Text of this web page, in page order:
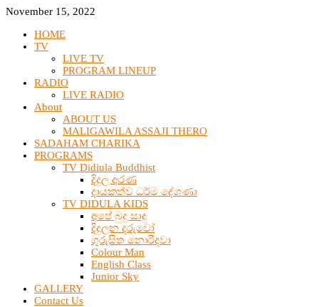
November 15, 2022
HOME
TV
LIVE TV
PROGRAM LINEUP
RADIO
LIVE RADIO
About
ABOUT US
MALIGAWILA ASSAJI THERO
SADAHAM CHARIKA
PROGRAMS
TV Didiula Buddhist
දිදුල අරණ
දායකත්ව ධර්ම දේශණා
TV DIDULA KIDS
අපේ බුදු සාදු
දිදුලන දරුවෝ
ගුරුසිත නොරිදවා
Colour Man
English Class
Junior Sky
GALLERY
Contact Us